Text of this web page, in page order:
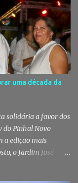
no distrito de
pela GNR Um
28 de Julho, por
na
pelo Comando
Territorial de
fiscalização
consumo e tráfico
identificaram
em Pi...
uma década da
solidária a favor dos
do Pinhal Novo
a edição mais
o Jardim José